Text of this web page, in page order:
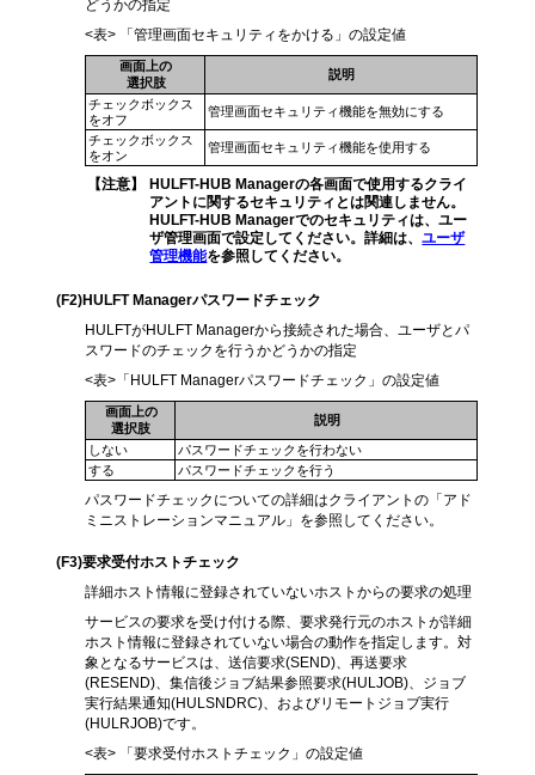
どうかの指定
<表> 「管理画面セキュリティをかける」の設定値
画面上の
選択肢
説明
チェックボックス
をオフ
管理画面セキュリティ機能を無効にする
チェックボックス
をオン
管理画面セキュリティ機能を使用する
【注意】
HULFT-HUB Managerの各画面で使用するクライ
アントに関するセキュリティとは関連しません。
HULFT-HUB Managerでのセキュリティは、ユー
ザ管理画面で設定してください。詳細は、ユーザ
管理機能を参照してください。
(F2)HULFT Managerパスワードチェック
HULFTがHULFT Managerから接続された場合、ユーザとパ
スワードのチェックを行うかどうかの指定
<表>「HULFT Managerパスワードチェック」の設定値
画面上の
選択肢
説明
しない
パスワードチェックを行わない
する
パスワードチェックを行う
パスワードチェックについての詳細はクライアントの「アド
ミニストレーションマニュアル」を参照してください。
(F3)要求受付ホストチェック
詳細ホスト情報に登録されていないホストからの要求の処理
サービスの要求を受け付ける際、要求発行元のホストが詳細
ホスト情報に登録されていない場合の動作を指定します。対
象となるサービスは、送信要求(SEND)、再送要求
(RESEND)、集信後ジョブ結果参照要求(HULJOB)、ジョブ
実行結果通知(HULSNDRC)、およびリモートジョブ実行
(HULRJOB)です。
<表> 「要求受付ホストチェック」の設定値